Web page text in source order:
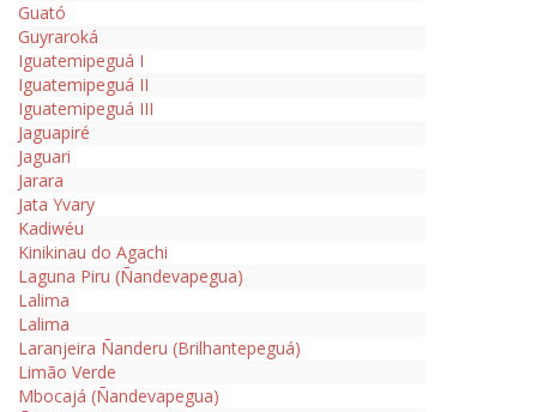
Guató
Guyraroká
Iguatemipeguá I
Iguatemipeguá II
Iguatemipeguá III
Jaguapiré
Jaguari
Jarara
Jata Yvary
Kadiwéu
Kinikinau do Agachi
Laguna Piru (Ñandevapegua)
Lalima
Lalima
Laranjeira Ñanderu (Brilhantepeguá)
Limão Verde
Mbocajá (Ñandevapegua)